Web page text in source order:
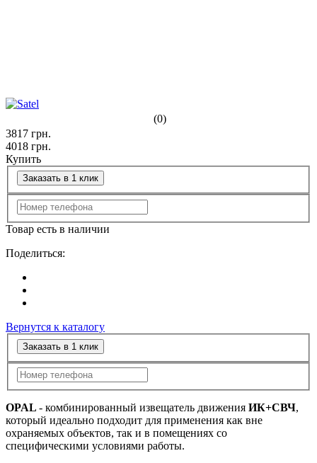
(0)
3817 грн.
4018 грн.
Купить
Заказать в 1 клик
Товар есть в наличии
Поделиться:
Вернутся к каталогу
Заказать в 1 клик
OPAL - комбинированный извещатель движения ИК+СВЧ,
который идеально подходит для применения как вне
охраняемых объектов, так и в помещениях со
специфическими условиями работы.